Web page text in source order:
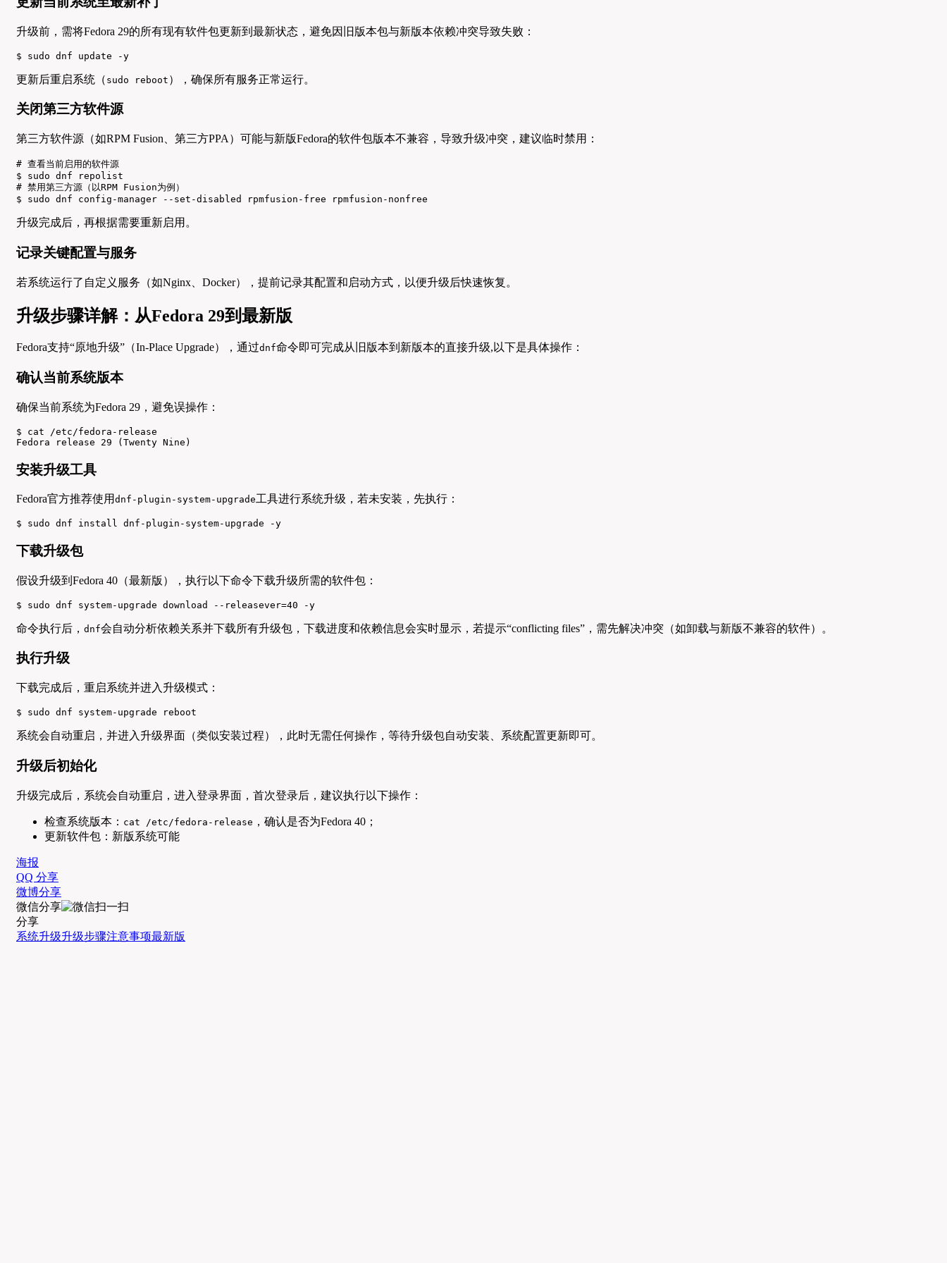
升级前，需将Fedora 29的所有现有软件包更新到最新状态，避免因旧版本包与新版本依赖冲突导致失败：
$ sudo dnf update -y
更新后重启系统（ sudo reboot ），确保所有服务正常运行。
关闭第三方软件源
第三方软件源（如RPM Fusion、第三方PPA）可能与新版Fedora的软件包版本不兼容，导致升级冲突，建议临时禁用：
# 查看当前启用的软件源
$ sudo dnf repolist
# 禁用第三方源（以RPM Fusion为例）
$ sudo dnf config-manager --set-disabled rpmfusion-free rpmfusion-nonfree
升级完成后，再根据需要重新启用。
记录关键配置与服务
若系统运行了自定义服务（如Nginx、Docker），提前记录其配置和启动方式，以便升级后快速恢复。
升级步骤详解：从Fedora 29到最新版
Fedora支持“原地升级”（In-Place Upgrade），通过dnf命令即可完成从旧版本到新版本的直接升级,以下是具体操作：
确认当前系统版本
确保当前系统为Fedora 29，避免误操作：
$ cat /etc/fedora-release
Fedora release 29 (Twenty Nine)
安装升级工具
Fedora官方推荐使用 dnf-plugin-system-upgrade工具进行系统升级，若未安装，先执行：
$ sudo dnf install dnf-plugin-system-upgrade -y
下载升级包
假设升级到Fedora 40（最新版），执行以下命令下载升级所需的软件包：
$ sudo dnf system-upgrade download --releasever=40 -y
命令执行后， dnf会自动分析依赖关系并下载所有升级包，下载进度和依赖信息会实时显示，若提示“conflicting files”，需先解决冲突（如卸载与新版不兼容的软件）。
执行升级
下载完成后，重启系统并进入升级模式：
$ sudo dnf system-upgrade reboot
系统会自动重启，并进入升级界面（类似安装过程），此时无需任何操作，等待升级包自动安装、系统配置更新即可。
升级后初始化
升级完成后，系统会自动重启，进入登录界面，首次登录后，建议执行以下操作：
检查系统版本： cat /etc/fedora-release ，确认是否为Fedora 40；
更新软件包：新版系统可能
海报
QQ 分享
微博分享
微信分享
分享
系统升级升级步骤注意事项最新版